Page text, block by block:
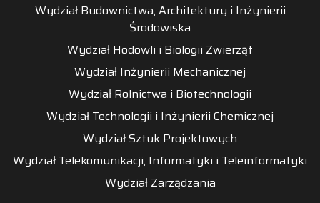
Wydział Budownictwa, Architektury i Inżynierii
Środowiska
Wydział Hodowli i Biologii Zwierząt
Wydział Inżynierii Mechanicznej
Wydział Rolnictwa i Biotechnologii
Wydział Technologii i Inżynierii Chemicznej
Wydział Sztuk Projektowych
Wydział Telekomunikacji, Informatyki i Teleinformatyki
Wydział Zarządzania